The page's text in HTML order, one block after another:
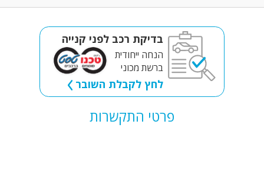
בדיקת רכב לפני קנייה
הנחה ייחודית
ברשת מכוני
לחץ לקבלת השובר
פרטי התקשרות